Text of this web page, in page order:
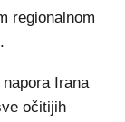
regionalnom
Irana
očitijih